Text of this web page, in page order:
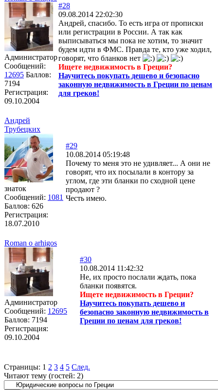
Администратор
Сообщений:
12695 Баллов:
7194
Регистрация:
09.10.2004
#28
09.08.2014 22:02:30
Андрей, спасибо. То есть игра от прописки
или регистрации в России. А так как
выписываться мы пока не хотим, то значит
будем идти в ФМС. Правда те, кто уже ходил,
говорят, что бланков нет
Ищете недвижимость в Греции?
Научитесь покупать дешево и безопасно
законную недвижимость в Греции по ценам
для греков!
Андрей
Трубецких
знаток
Сообщений: 1081
Баллов: 626
Регистрация:
18.07.2010
#29
10.08.2014 05:19:48
Почему то меня это не удивляет... А они не
говорят, что их посылали в контору за
углом, где эти бланки по сходной цене
продают ?
Честь имею.
Roman o arhigos
Администратор
Сообщений: 12695
Баллов: 7194
Регистрация:
09.10.2004
#30
10.08.2014 11:42:32
Не, их просто послали ждать, пока
бланки появятся.
Ищете недвижимость в Греции?
Научитесь покупать дешево и
безопасно законную недвижимость в
Греции по ценам для греков!
Страницы: 1 2 3 4 5 След.
Читают тему (гостей: 2)